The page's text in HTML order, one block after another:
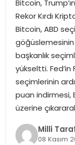
SPOR
SIYASET
MAGAZIN
Bitcoin,
Rekor Kırdı
Bitcoin, ABD
göğüslemesinin
başkanlık
yükseltti. Fed’in
seçimlerinin
puan indirmesi,
üzerine
Milli
08 Kasım